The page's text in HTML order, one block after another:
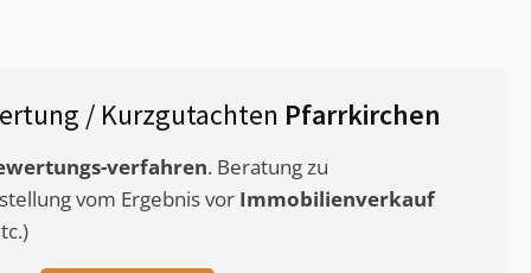
/ Kurzgutachten Pfarrkirchen
verfahren. Beratung zu
vom Ergebnis vor Immobilienverkauf